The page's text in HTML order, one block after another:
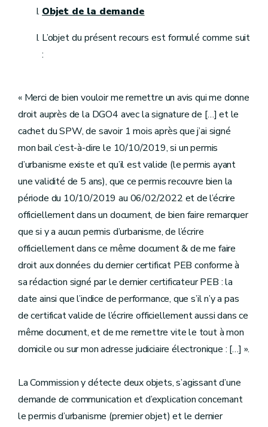
Objet de la demande
L’objet du présent recours est formulé comme suit
:
« Merci de bien vouloir me remettre un avis qui me donne
droit auprès de la DGO4 avec la signature de […] et le
cachet du SPW, de savoir 1 mois après que j’ai signé
mon bail c’est-à-dire le 10/10/2019, si un permis
d’urbanisme existe et qu’il est valide (le permis ayant
une validité de 5 ans), que ce permis recouvre bien la
période du 10/10/2019 au 06/02/2022 et de l’écrire
officiellement dans un document, de bien faire remarquer
que si y a aucun permis d’urbanisme, de l’écrire
officiellement dans ce même document & de me faire
droit aux données du dernier certificat PEB conforme à
sa rédaction signé par le dernier certificateur PEB : la
date ainsi que l’indice de performance, que s’il n’y a pas
de certificat valide de l’écrire officiellement aussi dans ce
même document, et de me remettre vite le tout à mon
domicile ou sur mon adresse judiciaire électronique : […] ».
La Commission y détecte deux objets, s’agissant d’une
demande de communication et d’explication concernant
le permis d’urbanisme (premier objet) et le dernier